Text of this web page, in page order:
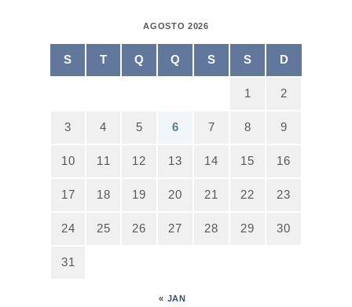
AGOSTO 2026
S T Q Q S S D
1 2
3 4 5 6 7 8 9
10 11 12 13 14 15 16
17 18 19 20 21 22 23
24 25 26 27 28 29 30
31
« JAN